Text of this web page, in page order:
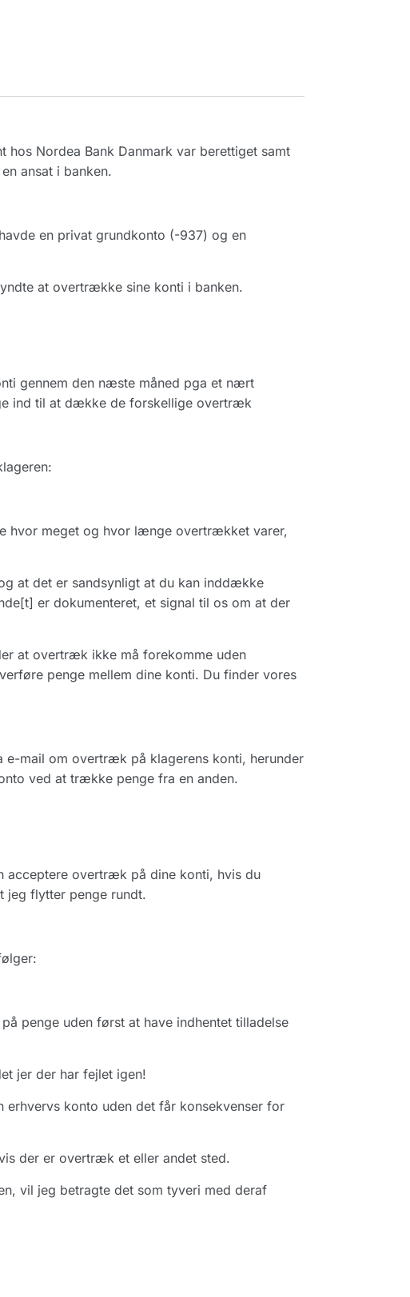
hos Nordea Bank Danmark var berettiget samt
ansat i banken.
en privat grundkonto (-937) og en
at overtrække sine konti i banken.
gennem den næste måned pga et nært
ind til at dække de forskellige overtræk
hvor meget og hvor længe overtrækket varer,
at det er sandsynligt at du kan inddække
er dokumenteret, et signal til os om at der
at overtræk ikke må forekomme uden
penge mellem dine konti. Du finder vores
e-mail om overtræk på klagerens konti, herunder
ved at trække penge fra en anden.
acceptere overtræk på dine konti, hvis du
flytter penge rundt.
penge uden først at have indhentet tilladelse
jer der har fejlet igen!
konto uden det får konsekvenser for
der er overtræk et eller andet sted.
vil jeg betragte det som tyveri med deraf